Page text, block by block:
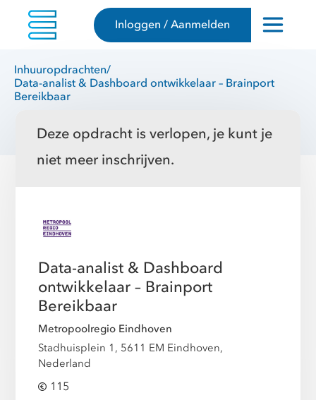
Inloggen / Aanmelden
Inhuuropdrachten/
Data-analist & Dashboard ontwikkelaar – Brainport
Bereikbaar
Deze opdracht is verlopen, je kunt je
niet meer inschrijven.
Data-analist & Dashboard
ontwikkelaar – Brainport
Bereikbaar
Metropoolregio Eindhoven
Stadhuisplein 1, 5611 EM Eindhoven,
Nederland
115